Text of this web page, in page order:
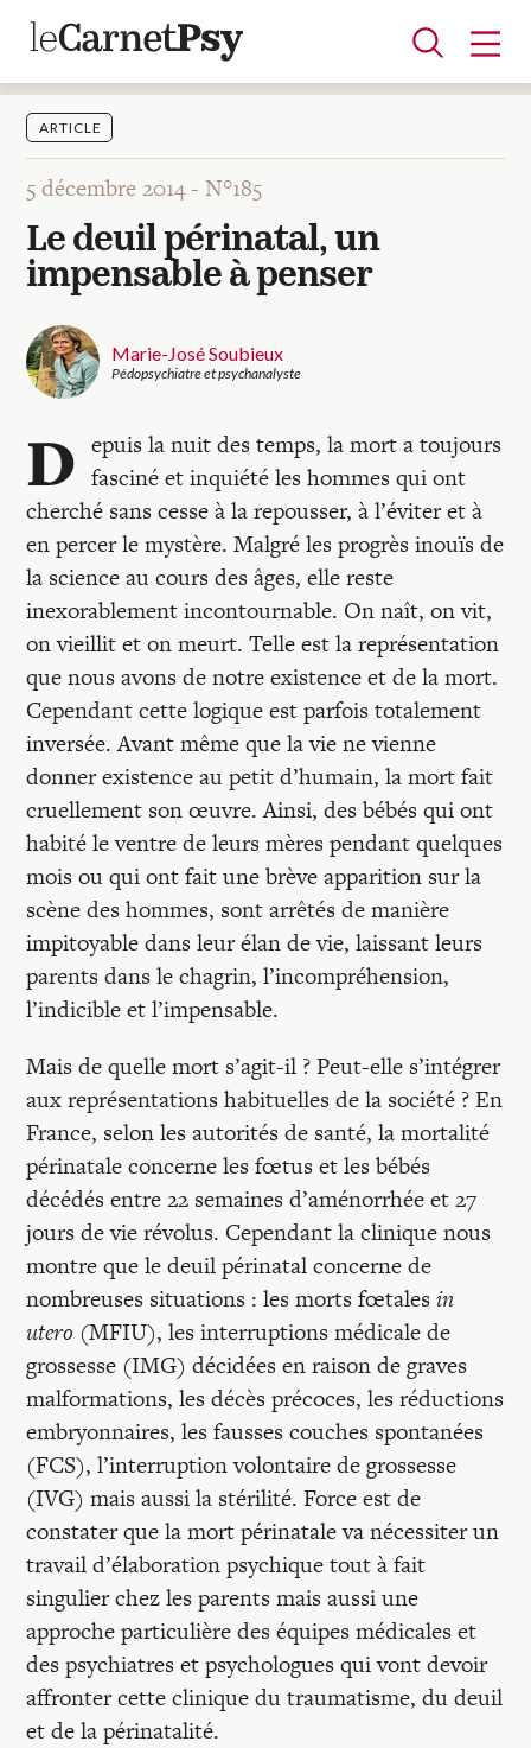
Articles
A la une
Adolescence
Dispositif
Enfance
Périnatalité
Psychanalyse
Psychopathologie
Soin
Dossiers
Auteurs
Blocs-notes
Recherches
Entretiens
Revues
Colloque
Mon panier
Mon compte
ARTICLE
5 décembre 2014 -N°185
Le deuil périnatal, un
impensable à penser
Marie-José Soubieux
Pédopsychiatre et psychanalyste
D epuis la nuit des temps, la mort a toujours
fasciné et inquiété les hommes qui ont
cherché sans cesse à la repousser, à l’éviter et à
en percer le mystère. Malgré les progrès inouïs de
la science au cours des âges, elle reste
inexorablement incontournable. On naît, on vit,
on vieillit et on meurt. Telle est la représentation
que nous avons de notre existence et de la mort.
Cependant cette logique est parfois totalement
inversée. Avant même que la vie ne vienne
donner existence au petit d’humain, la mort fait
cruellement son œuvre. Ainsi, des bébés qui ont
habité le ventre de leurs mères pendant quelques
mois ou qui ont fait une brève apparition sur la
scène des hommes, sont arrêtés de manière
impitoyable dans leur élan de vie, laissant leurs
parents dans le chagrin, l’incompréhension,
l’indicible et l’impensable.
Mais de quelle mort s’agit-il ? Peut-elle s’intégrer
aux représentations habituelles de la société ? En
France, selon les autorités de santé, la mortalité
périnatale concerne les fœtus et les bébés
décédés entre 22 semaines d’aménorrhée et 27
jours de vie révolus. Cependant la clinique nous
montre que le deuil périnatal concerne de
nombreuses situations : les morts fœtalesin
utero (MFIU), les interruptions médicale de
grossesse (IMG) décidées en raison de graves
malformations, les décès précoces, les réductions
embryonnaires, les fausses couches spontanées
(FCS), l’interruption volontaire de grossesse
(IVG) mais aussi la stérilité. Force est de
constater que la mort périnatale va nécessiter un
travail d’élaboration psychique tout à fait
singulier chez les parents mais aussi une
approche particulière des équipes médicales et
des psychiatres et psychologues qui vont devoir
affronter cette clinique du traumatisme, du deuil
et de la périnatalité.